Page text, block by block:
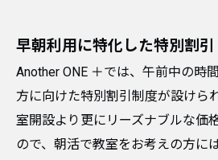
早朝利用に特化した特別割引
Another ONE ＋では、午前中の時
方に向けた特別割引制度が設けら
室開設より更にリーズナブルな価
ので、朝活で教室をお考えの方に